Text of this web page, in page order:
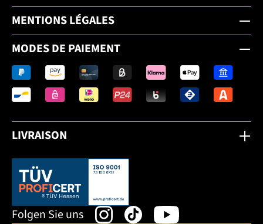
MENTIONS LÉGALES
MODES DE PAIEMENT
LIVRAISON
Dieser Link öffnet sich in einem neuen Tab.
Folgen Sie uns